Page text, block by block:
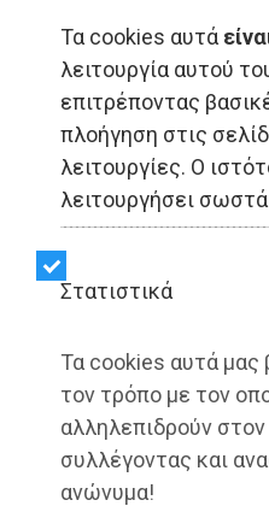
Τα cookies αυτά
λειτουργία αυτού
επιτρέποντας
πλοήγηση στις
λειτουργίες. Ο
λειτουργήσει
Στατιστικά
Τα cookies αυτά μας
τον τρόπο με τον
αλληλεπιδρούν
συλλέγοντας και
ανώνυμα!
ΑΥΤΟΔΙΟΙΚΗΣΗ -
Δήμος
Διοίκηση
ιδέες και
Γιάννης Κοντογεώργος | 12/
▶️ Ακούστε το κείμενο